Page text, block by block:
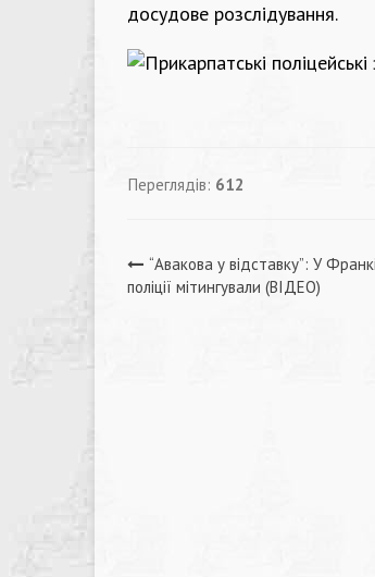
досудове розслідування.
Переглядів: 612
Навігація
“Авакова у відставку”: У
поліції мітингували (ВІДЕО)